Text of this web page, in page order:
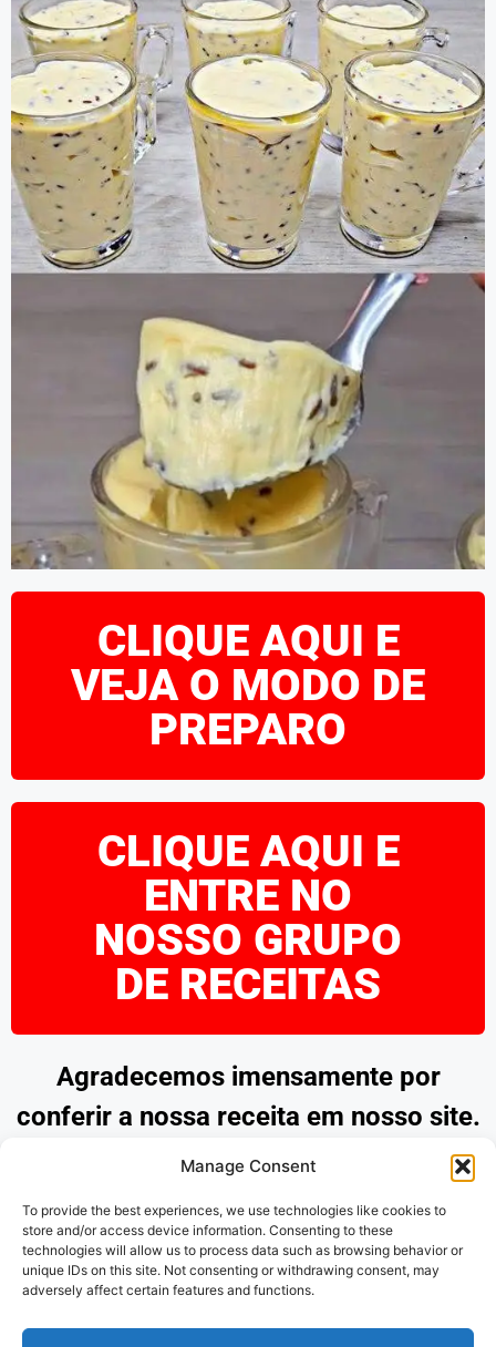
Manage Consent
To provide the best experiences, we use technologies like cookies to
store and/or access device information. Consenting to these
technologies will allow us to process data such as browsing behavior or
unique IDs on this site. Not consenting or withdrawing consent, may
adversely affect certain features and functions.
CLIQUE AQUI E
VEJA O MODO DE
PREPARO
CLIQUE AQUI E
ENTRE NO
NOSSO GRUPO
DE RECEITAS
Agradecemos imensamente por
conferir a nossa receita em nosso site.
Esperamos que tenha encontrado
pratos deliciosos. Continue explorando
as nossas opções e desfrute de